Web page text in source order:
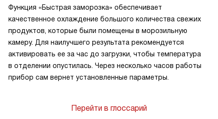
Функция «Быстрая заморозка» обеспечивает
качественное охлаждение большого количества свежих
продуктов, которые были помещены в морозильную
камеру. Для наилучшего результата рекомендуется
активировать ее за час до загрузки, чтобы температура
в отделении опустилась. Через несколько часов работы
прибор сам вернет установленные параметры.
Перейти в глоссарий